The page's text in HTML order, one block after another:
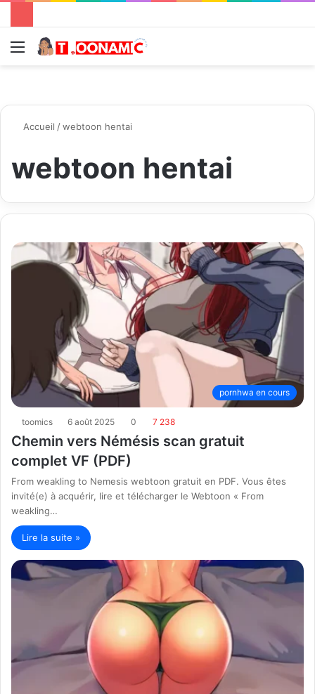
Menu
Accueil /webtoon hentai
webtoon hentai
pornhwa en cours
toomics 6 août 2025 0 7 238
Chemin vers Némésis scan gratuit
complet VF (PDF)
From weakling to Nemesis webtoon gratuit en PDF. Vous êtes
invité(e) à acquérir, lire et télécharger le Webtoon « From
weakling…
Lire la suite »